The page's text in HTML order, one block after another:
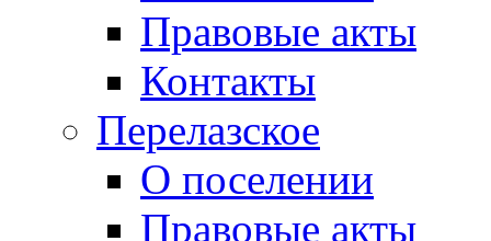
Правовые акты
Контакты
Перелазское
О поселении
Правовые акты